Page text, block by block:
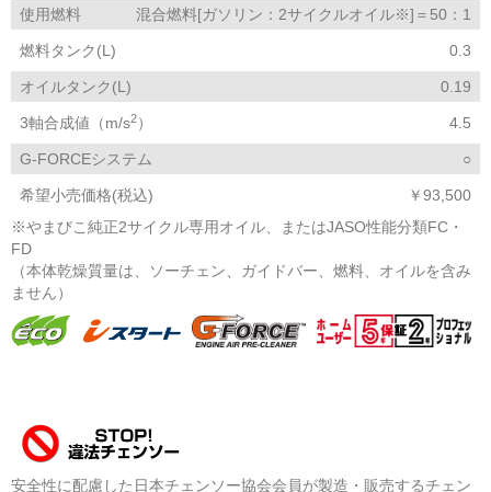
使用燃料 混合燃料[ガソリン：2サイクルオイル※]＝50：1
燃料タンク(L) 0.3
オイルタンク(L) 0.19
3軸合成値（m/s2） 4.5
G-FORCEシステム ○
希望小売価格(税込)
￥93,500
※やまびこ純正2サイクル専用オイル、またはJASO性能分類FC・
FD
（本体乾燥質量は、ソーチェン、ガイドバー、燃料、オイルを含み
ません）
安全性に配慮した日本チェンソー協会会員が製造・販売するチェン